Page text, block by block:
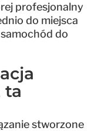
profesjonalny
do miejsca
do
ta
stworzone